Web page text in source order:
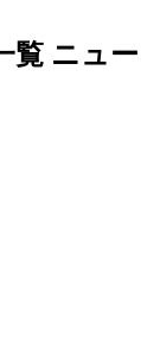
覧 ニュー